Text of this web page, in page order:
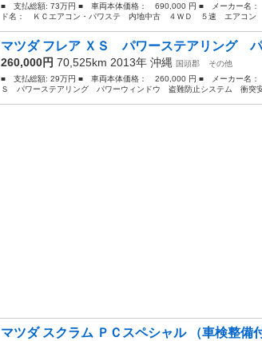
■ 支払総額: 73万円 ■ 車両本体価格： 690,000 円 ■ メーカー名
ド名： ＫＣエアコン・パワステ 内地中古 ４ＷＤ ５速 エアコ
マツダ フレア ＸＳ パワーステアリング
260,000円 70,525km 2013年 沖縄 国頭郡
その他
■ 支払総額: 29万円 ■ 車両本体価格： 260,000 円 ■ メーカー名
Ｓ パワーステアリング パワーウィンドウ 盗難防止システム 衝突
マツダ スクラム ＰＣスペシャル （車検整備付